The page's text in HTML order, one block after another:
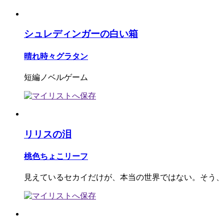
シュレディンガーの白い箱
晴れ時々グラタン
短編ノベルゲーム
リリスの泪
桃色ちょこリーフ
見えているセカイだけが、本当の世界ではない。そう、